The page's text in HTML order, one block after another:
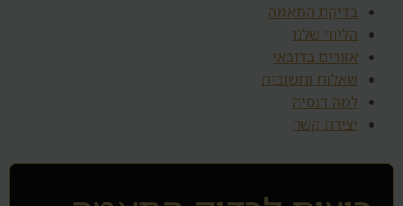
בדיקת התאמה
הליווי שלנו
אזורים בדובאי
שאלות ותשובות
למה דנסיה
יצירת קשר